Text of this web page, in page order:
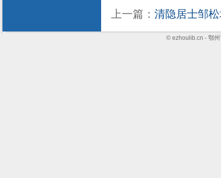
上一篇： 清隐居士邹
© ezhoulib.cn - 鄂